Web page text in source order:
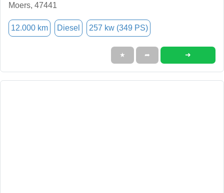
Moers, 47441
12.000 km Diesel 257 kw (349 PS)
★ ➦ ➜